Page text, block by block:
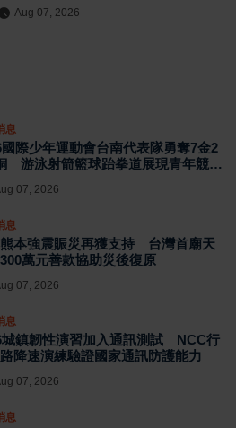
Aug 07, 2026
息
際少年運動會台南代表隊勇奪7金2
游泳射箭籃球跆拳道展現青年競技
07, 2026
息
熊本強震賑災再獲支持 台灣首廟天
萬元善款協助災後復原
07, 2026
息
城鎮韌性演習加入通訊測試 NCC行
降速演練驗證國家通訊防護能力
07, 2026
息